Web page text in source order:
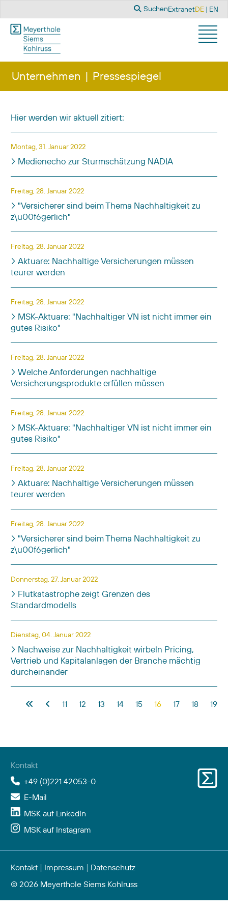
Suchen
SuchenExtranetSprache
DE EN
Unternehmen Pressespiegel
Hier werden wir aktuell zitiert:
Montag, 31. Januar 2022
Medienecho zur Sturmschätzung NADIA
Freitag, 28. Januar 2022
"Versicherer sind beim Thema Nachhaltigkeit zu
z\u00f6gerlich"
Freitag, 28. Januar 2022
Aktuare: Nachhaltige Versicherungen müssen
teurer werden
Freitag, 28. Januar 2022
MSK-Aktuare: "Nachhaltiger VN ist nicht immer ein
gutes Risiko"
Freitag, 28. Januar 2022
Welche Anforderungen nachhaltige
Versicherungsprodukte erfüllen müssen
Freitag, 28. Januar 2022
MSK-Aktuare: "Nachhaltiger VN ist nicht immer ein
gutes Risiko"
Freitag, 28. Januar 2022
Aktuare: Nachhaltige Versicherungen müssen
teurer werden
Freitag, 28. Januar 2022
"Versicherer sind beim Thema Nachhaltigkeit zu
z\u00f6gerlich"
Donnerstag, 27. Januar 2022
Flutkatastrophe zeigt Grenzen des
Standardmodells
Dienstag, 04. Januar 2022
Nachweise zur Nachhaltigkeit wirbeln Pricing,
Vertrieb und Kapitalanlagen der Branche mächtig
durcheinander
11 12 13 14 15 16 17 18 19
Kontakt
+49 (0)221 42053-0
E-Mail
MSK auf LinkedIn
MSK auf Instagram
Kontakt | Impressum | Datenschutz
© 2026 Meyerthole Siems Kohlruss